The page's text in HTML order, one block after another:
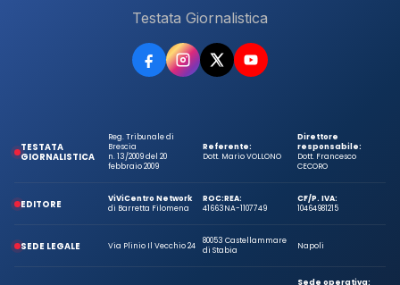
Testata Giornalistica
TESTATA
GIORNALISTICA
Reg. Tribunale di
Brescia
n. 13/2009 del 20
febbraio 2009
Referente:
Dott. Mario VOLLONO
Direttore
responsabile:
Dott. Francesco
CECORO
EDITORE
ViViCentro Network
di Barretta Filomena
ROC:
41663
REA:
NA-1107749
CF/P. IVA:
10464981215
SEDE LEGALE Via Plinio Il Vecchio 24
80053 Castellammare
di Stabia
Napoli
Sede operativa: